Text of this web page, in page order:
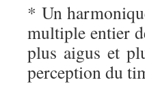
* Un
multiple entier
plus aigus et
perception du